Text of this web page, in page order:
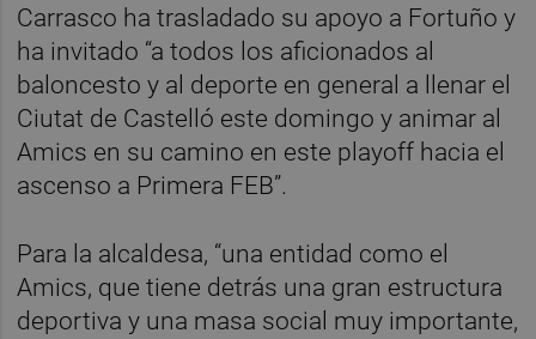
Carrasco ha trasladado su apoyo a Fortuño y
ha invitado “a todos los aficionados al
baloncesto y al deporte en general a llenar el
Ciutat de Castelló este domingo y animar al
Amics en su camino en este playoff hacia el
ascenso a Primera FEB”.
Para la alcaldesa, “una entidad como el
Amics, que tiene detrás una gran estructura
deportiva y una masa social muy importante,